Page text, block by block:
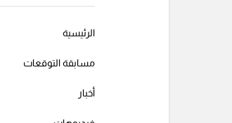
الرئيسية
مسابقة التوقعات
أخبار